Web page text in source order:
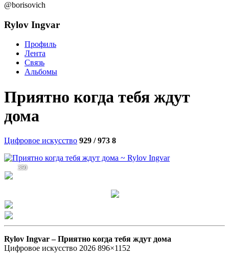
@borisovich
Rylov Ingvar
Профиль
Лента
Связь
Альбомы
Приятно когда тебя ждут
дома
Цифровое искусство 929 / 973 8
350
Rylov Ingvar –Приятно когда тебя ждут дома
Цифровое искусство 2026 896×1152